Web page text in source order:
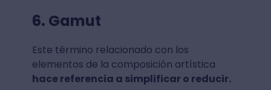
6. Gamut
Este término relacionado con los
elementos de la composición artística
hace referencia a simplificar o reducir.